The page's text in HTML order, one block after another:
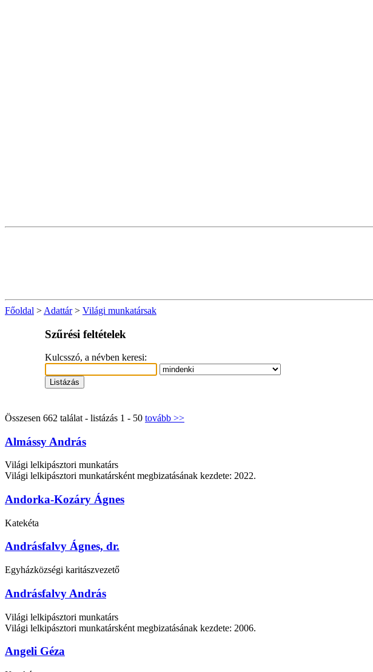
Főoldal > Adattár> Világi munkatársak
Szűrési feltételek
Kulcsszó, a névben keresi:
Összesen 662 találat - listázás 1 - 50 tovább >>
Almássy András
Világi lelkipásztori munkatárs
Világi lelkipásztori munkatársként megbizatásának kezdete: 2022.
Andorka-Kozáry Ágnes
Katekéta
Andrásfalvy Ágnes, dr.
Egyházközségi karitászvezető
Andrásfalvy András
Világi lelkipásztori munkatárs
Világi lelkipásztori munkatársként megbizatásának kezdete: 2006.
Angeli Géza